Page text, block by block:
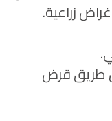
زراعية.
طريق قرض